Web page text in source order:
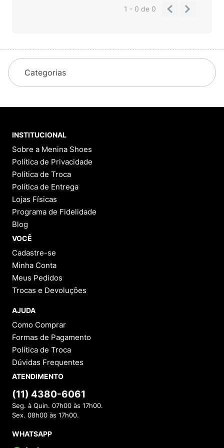
1 - 0de 0
Categorias
INSTITUCIONAL
Sobre a Menina Shoes
Política de Privacidade
Política de Troca
Política de Entrega
Lojas Físicas
Programa de Fidelidade
Blog
VOCÊ
Cadastre-se
Minha Conta
Meus Pedidos
Trocas e Devoluções
AJUDA
Como Comprar
Formas de Pagamento
Política de Troca
Dúvidas Frequentes
ATENDIMENTO
(11) 4380-6061
Seg. à Quin. 07h00 às 17h00.
Sex. 08h00 às 17h00.
WHATSAPP